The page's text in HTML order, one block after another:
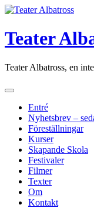
Skip
content
Teater
Teater Albatross, en
Entré
Nyhetsbrev –
Föreställningar
Kurser
Skapande Skola
Festivaler
Filmer
Texter
Om
Kontakt